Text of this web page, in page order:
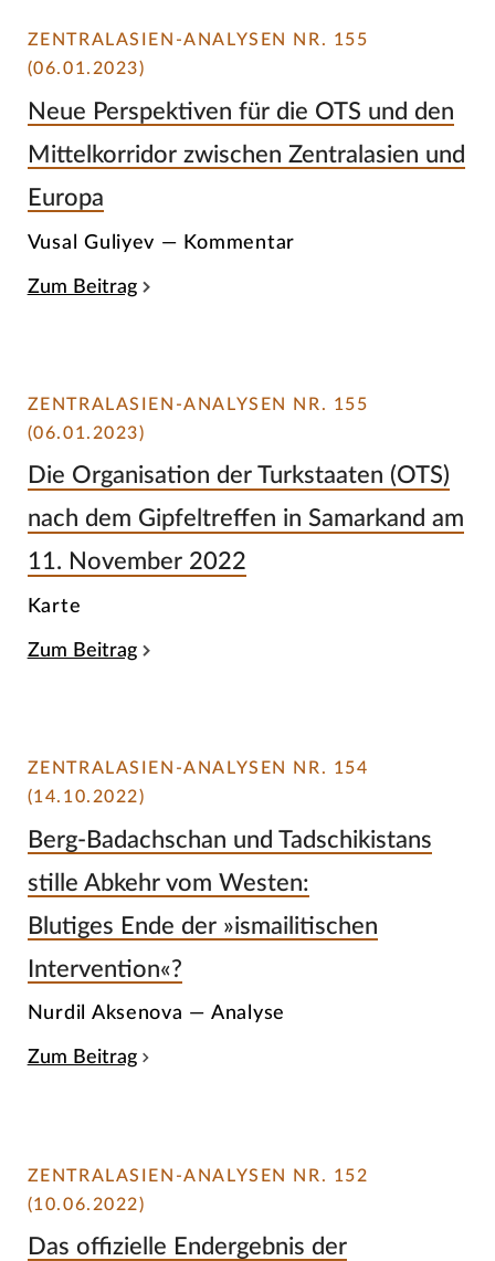
ZENTRALASIEN-ANALYSEN NR. 155
(06.01.2023)
Neue Perspektiven für die OTS und den
Mittelkorridor zwischen Zentralasien und
Europa
Vusal Guliyev — Kommentar
Zum Beitrag
ZENTRALASIEN-ANALYSEN NR. 155
(06.01.2023)
Die Organisation der Turkstaaten (OTS)
nach dem Gipfeltreffen in Samarkand am
11. November 2022
Karte
Zum Beitrag
ZENTRALASIEN-ANALYSEN NR. 154
(14.10.2022)
Berg-Badachschan und Tadschikistans
stille Abkehr vom Westen:
Blutiges Ende der »ismailitischen
Intervention«?
Nurdil Aksenova — Analyse
Zum Beitrag
ZENTRALASIEN-ANALYSEN NR. 152
(10.06.2022)
Das offizielle Endergebnis der